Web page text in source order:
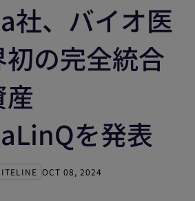
社、バイオ医
の完全統合
を発表
OCT 08, 2024